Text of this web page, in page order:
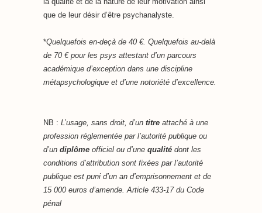
que de leur désir d’être psychanalyste.
*Quelquefois en-deçà de 40 €. Quelquefois au-delà
de 70 € pour les psys attestant d’un parcours
académique d’exception dans une discipline
métapsychologique et d’une notoriété d’excellence.
NB : L’usage, sans droit, d’un titre attaché à une
profession réglementée par l’autorité publique ou
d’un diplôme officiel ou d’une qualité dont les
conditions d’attribution sont fixées par l’autorité
publique est puni d’un an d’emprisonnement et de
15 000 euros d’amende. Article 433-17 du Code
pénal